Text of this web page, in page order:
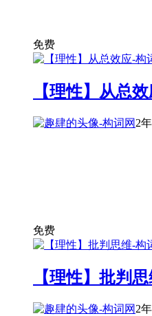
免费
【理性】从总
2
免费
【理性】批判
2